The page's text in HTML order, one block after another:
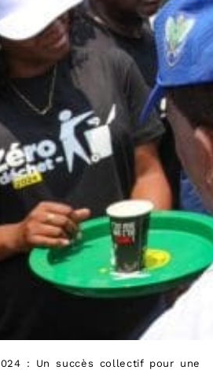
: Un succès collectif pour une